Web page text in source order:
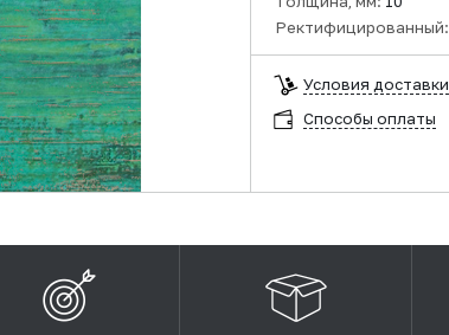
Ректифицированный:
Условия доставки
Способы оплаты